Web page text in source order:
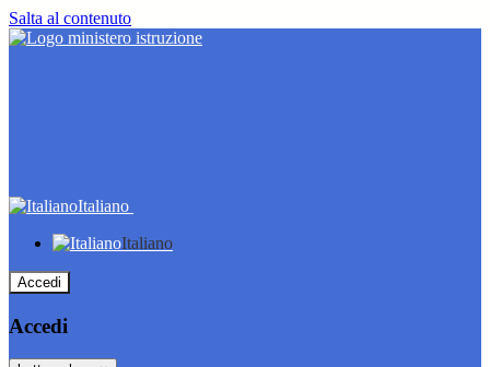
Salta al contenuto
Italiano
Italiano
Accedi
Accedi